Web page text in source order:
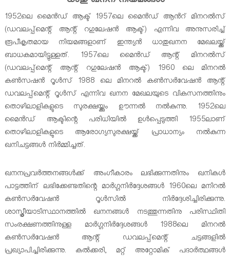
f
M
i
n
i
n
g
a
n
d
G
e
l
o
g
y
f
K
e
r
a
l
a
1952ലെ മൈന്‍ഡ് ആക്ട് 1957ലെ മൈന്‍ഡ് ആന്‍റ് മിനറല്‍സ്
(ഡവലപ്പ്മെന്റ് ആന്റ് റഗുലേഷന്‍ ആക്ട്) എന്നിവ അനുസരിച്ച്
രൂപീകൃതമായ നിയമങ്ങളാണ് ഇന്ത്യന്‍ ധാതുഖനന മേഖലയ്ക്ക്
ബാധകമായിട്ടുള്ളത്. 1957ലെ മൈന്‍ഡ് ആന്റ് മിനറല്‍സ്
(ഡവലപ്പ്മെന്റ് ആന്റ് റഗുലേഷന്‍ ആക്ട്) 1960 ലെ മിനറല്‍‌
കണ്‍സഷന്‍ റൂള്‍സ് 1988 ലെ മിനറല്‍ കണ്‍സര്‍വേഷന്‍ ആന്റ്
ഡവലപ്പ്മെന്റ് റൂള്‍സ് എന്നിവ ഖനന മേഖലയുടെ വികസനത്തിനും
തൊഴിലാളികളുടെ സുരക്ഷയ്ക്കും ഊന്നല്‍ നല്‍കുന്നു. 1952ലെ
മൈന്‍‌ഡ് ആക്ടിന്റെ പരിധിയില്‍ ഉള്‍പ്പെടുത്തി 1955ലാണ്
തൊഴിലാളികളുടെ ആരോഗ്യസുരക്ഷയ്ക്ക് പ്രാധാന്യം നല്‍കുന്ന
ഖനിചട്ടങ്ങള്‍ നിര്‍മ്മിച്ചത്.
ഖനനപ്രവര്‍ത്തനങ്ങള്‍ക്ക് അംഗീകാരം ലഭിക്കുന്നതിനും ഖനികള്‍
പാട്ടത്തിന് ലഭിക്കേണ്ടതിന്റെ മാര്‍ഗ്ഗനിര്‍ദ്ദേശങ്ങള്‍ 1960ലെ മനിറല്‍
കണ്‍സര്‍വേഷന്‍ റൂള്‍സില്‍ നിര്‍ദ്ദേശിച്ചിരിക്കുന്നു.
ശാസ്ത്രീയാടിസ്ഥാനത്തില്‍‌ ഖനനങ്ങള്‍ നടത്തുന്നതിനു പരിസ്ഥിതി
സംരക്ഷണത്തിനുള്ള മാര്‍ഗ്ഗനിര്‍ദ്ദേശങ്ങള്‍ 1988ലെ മിനറല്‍
കണ്‍സര്‍വേഷന്‍ ആന്റ് ഡവലപ്പ്മെന്റ് ചട്ടങ്ങളില്‍
പ്രഖ്യാപിച്ചിരിക്കുന്നു. കല്‍ക്കരി, മറ്റ് അറ്റോമിക് പദാര്‍ത്ഥങ്ങള്‍‌